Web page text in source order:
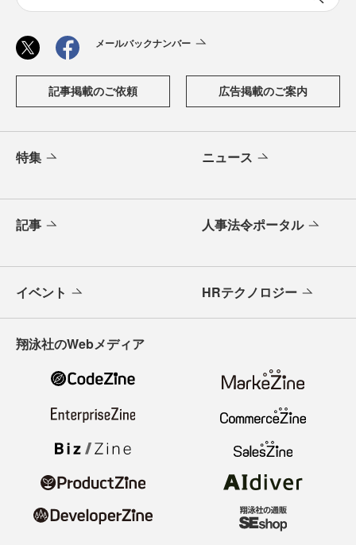
メールバックナンバー
記事掲載のご依頼 広告掲載のご案内
特集 ニュース
記事 人事法令ポータル
イベント HRテクノロジー
翔泳社のWebメディア